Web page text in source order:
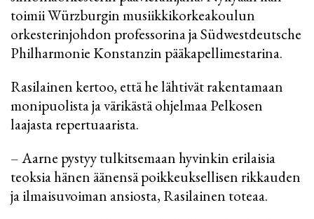
toimii Würzburgin musiikkikorkeakoulun
orkesterinjohdon professorina ja Südwestdeutsche
Philharmonie Konstanzin pääkapellimestarina.
Rasilainen kertoo, että he lähtivät rakentamaan
monipuolista ja värikästä ohjelmaa Pelkosen
laajasta repertuaarista.
– Aarne pystyy tulkitsemaan hyvinkin erilaisia
teoksia hänen äänensä poikkeuksellisen rikkauden
ja ilmaisuvoiman ansiosta, Rasilainen toteaa.